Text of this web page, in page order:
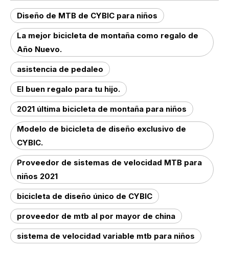
Diseño de MTB de CYBIC para niños
La mejor bicicleta de montaña como regalo de
Año Nuevo.
asistencia de pedaleo
El buen regalo para tu hijo.
2021 última bicicleta de montaña para niños
Modelo de bicicleta de diseño exclusivo de
CYBIC.
Proveedor de sistemas de velocidad MTB para
niños 2021
bicicleta de diseño único de CYBIC
proveedor de mtb al por mayor de china
sistema de velocidad variable mtb para niños